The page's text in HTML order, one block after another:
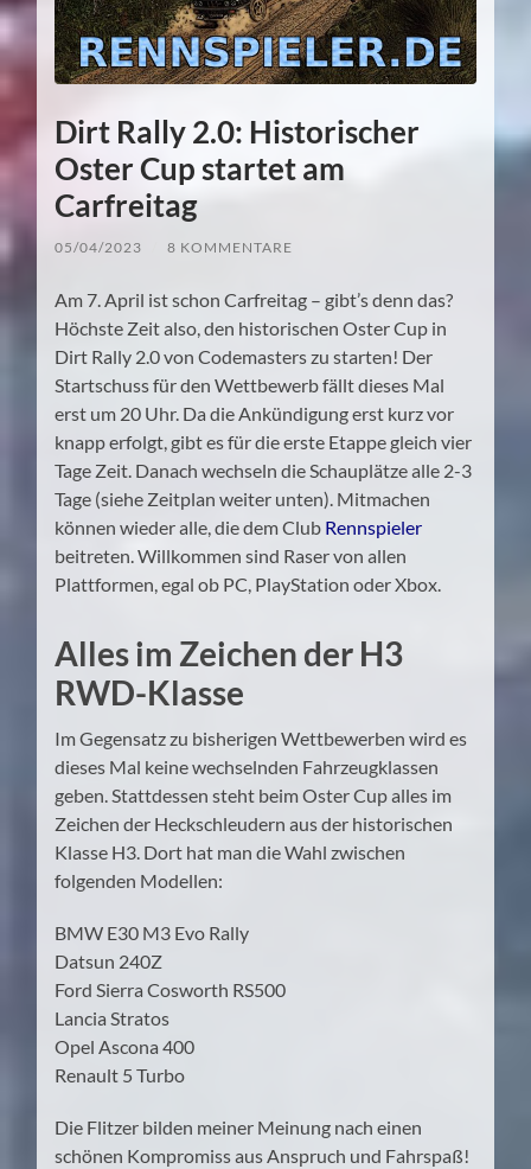
Dirt Rally 2.0: Historischer
Oster Cup startet am
Carfreitag
05/04/2023 8 KOMMENTARE
Am 7. April ist schon Carfreitag – gibt’s denn das?
Höchste Zeit also, den historischen Oster Cup in
Dirt Rally 2.0 von Codemasters zu starten! Der
Startschuss für den Wettbewerb fällt dieses Mal
erst um 20 Uhr. Da die Ankündigung erst kurz vor
knapp erfolgt, gibt es für die erste Etappe gleich vier
Tage Zeit. Danach wechseln die Schauplätze alle 2-3
Tage (siehe Zeitplan weiter unten). Mitmachen
können wieder alle, die dem Club Rennspieler
beitreten. Willkommen sind Raser von allen
Plattformen, egal ob PC, PlayStation oder Xbox.
Alles im Zeichen der H3
RWD-Klasse
Im Gegensatz zu bisherigen Wettbewerben wird es
dieses Mal keine wechselnden Fahrzeugklassen
geben. Stattdessen steht beim Oster Cup alles im
Zeichen der Heckschleudern aus der historischen
Klasse H3. Dort hat man die Wahl zwischen
folgenden Modellen:
BMW E30 M3 Evo Rally
Datsun 240Z
Ford Sierra Cosworth RS500
Lancia Stratos
Opel Ascona 400
Renault 5 Turbo
Die Flitzer bilden meiner Meinung nach einen
schönen Kompromiss aus Anspruch und Fahrspaß!